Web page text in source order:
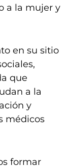
a la mujer y
en su sitio
que
a la
y
médicos
formar